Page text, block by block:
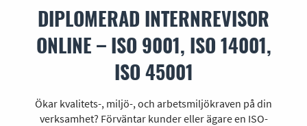
DIPLOMERAD INTERNREVISOR
ONLINE – ISO 9001, ISO 14001,
ISO 45001
Ökar kvalitets-, miljö-, och arbetsmiljökraven på din
verksamhet? Förväntar kunder eller ägare en ISO-